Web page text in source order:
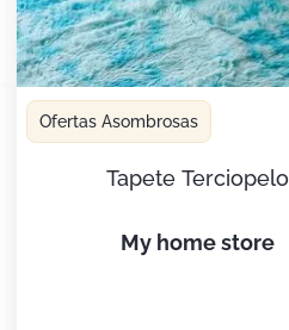
Ofertas Asombrosas
Tapete Terciopelo
my home store